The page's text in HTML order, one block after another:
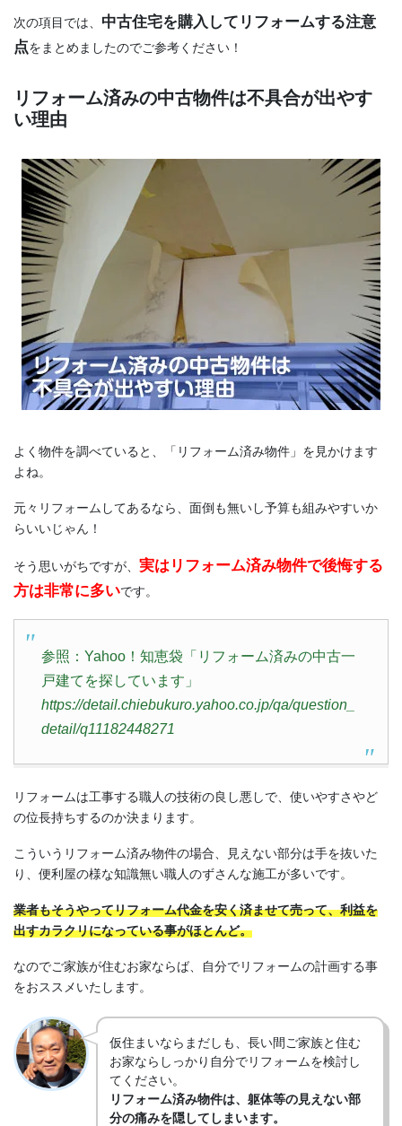
次の項目では、 中古住宅を購入してリフォームする注意
点をまとめましたのでご参考ください！
リフォーム済みの中古物件は不具合が出やす
い理由
よく物件を調べていると、「リフォーム済み物件」を見かけます
よね。
元々リフォームしてあるなら、面倒も無いし予算も組みやすいか
らいいじゃん！
そう思いがちですが、 実はリフォーム済み物件で後悔する
方は非常に多いです。
参照：Yahoo！知恵袋「リフォーム済みの中古一
戸建てを探しています」
https://detail.chiebukuro.yahoo.co.jp/qa/question_
detail/q11182448271
リフォームは工事する職人の技術の良し悪しで、使いやすさやど
の位長持ちするのか決まります。
こういうリフォーム済み物件の場合、見えない部分は手を抜いた
り、便利屋の様な知識無い職人のずさんな施工が多いです。
業者もそうやってリフォーム代金を安く済ませて売って、利益を
出すカラクリになっている事がほとんど。
なのでご家族が住むお家ならば、自分でリフォームの計画する事
をおススメいたします。
仮住まいならまだしも、長い間ご家族と住む
お家ならしっかり自分でリフォームを検討し
てください。
リフォーム済み物件は、躯体等の見えない部
分の痛みを隠してしまいます。